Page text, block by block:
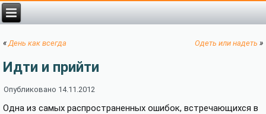
«День как всегда Одеть или надеть »
Идти и прийти
Опубликовано 14.11.2012
Одна из самых распространенных ошибок, встречающихся в